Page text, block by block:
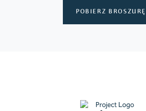
POBIERZ BROSZURĘ